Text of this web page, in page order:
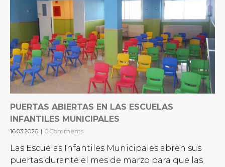
PUERTAS ABIERTAS EN LAS ESCUELAS
INFANTILES MUNICIPALES
16.03.2026 | 0 Comments
Las Escuelas Infantiles Municipales abren sus
puertas durante el mes de marzo para que las